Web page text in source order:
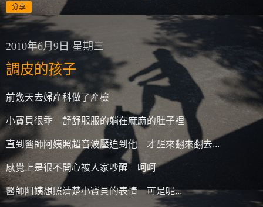
分享
2010年6月9日 星期三
調皮的孩子
前幾天去婦產科做了產檢
小寶貝很乖 舒舒服服的躺在麻麻的肚子裡
直到醫師阿姨照超音波壓迫到他 才醒來翻來翻去...
感覺上是很不開心被人家吵醒 呵呵
醫師阿姨想照清楚小寶貝的表情 可是呢...